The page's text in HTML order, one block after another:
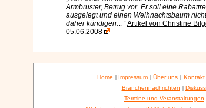
Armbruster, Betrug vor. Er soll eine
ausgelegt und einen Weihnachtsbaum
daher kündigen…“Artikel von Christine
05.06.2008
Home | Impressum | Über uns | Kontakt
Branchennachrichten |
Termine und Veranstaltungen